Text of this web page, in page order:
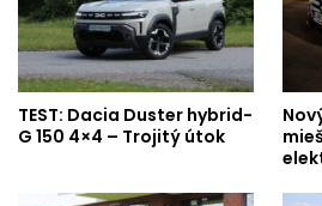
TEST: Dacia Duster hybrid-
G 150 4×4 – Trojitý útok